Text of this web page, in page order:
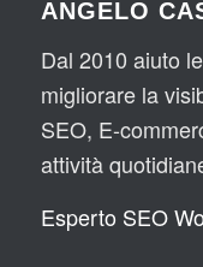
ANGELO
Dal 2010 aiuto
migliorare la
SEO, E-
attività
Esperto SEO